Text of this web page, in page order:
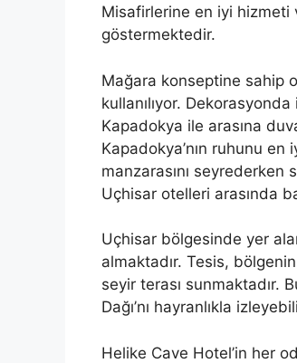
Misafirlerine en iyi hizmeti
göstermektedir.
Mağara konseptine sahip
kullanılıyor.
Kapadokya ile arasına
Kapadokya’nın ruhunu en
manzarasını
Uçhisar otelleri arasında
Uçhisar bölgesinde yer
almaktadır. Tesis,
seyir terası sunmaktadır.
Dağı’nı hayranlıkla
Helike Cave Hotel’in her